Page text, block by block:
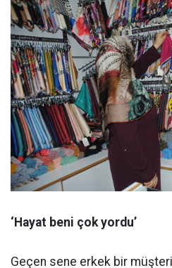
‘Hayat beni çok yordu’
Geçen sene erkek bir